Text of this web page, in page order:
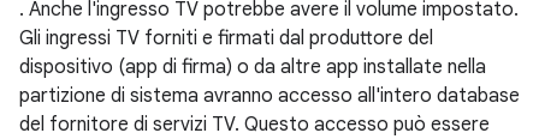
. Anche l'ingresso TV potrebbe avere il volume impostato.
Gli ingressi TV forniti e firmati dal produttore del
dispositivo (app di firma) o da altre app installate nella
partizione di sistema avranno accesso all'intero database
del fornitore di servizi TV. Questo accesso può essere